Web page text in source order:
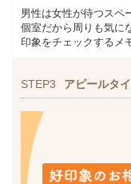
男性は女性が待つスペ
個室だから周りも気に
印象をチェックするメ
STEP3 アピールタ